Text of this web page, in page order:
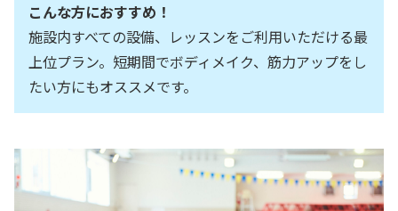
こんな方におすすめ！
施設内すべての設備、レッスンをご利用いただける最
上位プラン。短期間でボディメイク、筋力アップをし
たい方にもオススメです。